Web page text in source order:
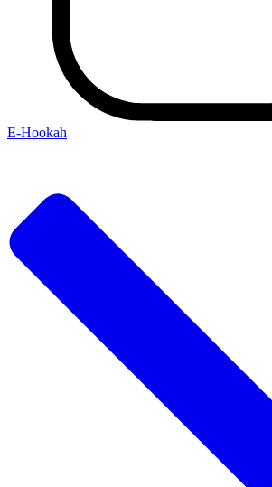
E-Hookah